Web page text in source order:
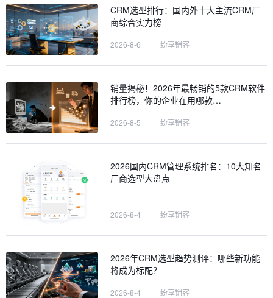
CRM选型排行：国内外十大主流CRM厂
商综合实力榜
2026-8-6 | 纷享销客
销量揭秘！2026年最畅销的5款CRM软件
排行榜，你的企业在用哪款…
2026-8-5 | 纷享销客
2026国内CRM管理系统排名：10大知名
厂商选型大盘点
2026-8-4 | 纷享销客
2026年CRM选型趋势测评：哪些新功能
将成为标配？
2026-8-4 | 纷享销客